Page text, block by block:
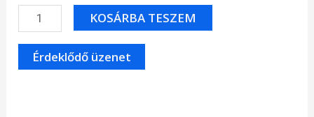
Audio-
Technica
AT-
VM95C
KOSÁRBA TESZEM